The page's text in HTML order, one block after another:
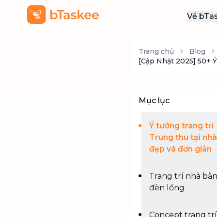
Về
Trang chủ Blog
[Cập Nhật 2025] 50+
Mục lục
Ý tưởng trang trí
Trung thu tại nhà
đẹp và đơn giản
Trang trí nhà
đèn lồng
Concept trang trí